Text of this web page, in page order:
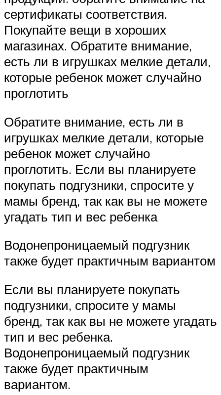
сертификаты соответствия.
Покупайте вещи в хороших
магазинах. Обратите внимание,
есть ли в игрушках мелкие детали,
которые ребенок может случайно
проглотить
Обратите внимание, есть ли в
игрушках мелкие детали, которые
ребенок может случайно
проглотить. Если вы планируете
покупать подгузники, спросите у
мамы бренд, так как вы не можете
угадать тип и вес ребенка
Водонепроницаемый подгузник
также будет практичным вариантом
Если вы планируете покупать
подгузники, спросите у мамы
бренд, так как вы не можете угадать
тип и вес ребенка.
Водонепроницаемый подгузник
также будет практичным
вариантом.